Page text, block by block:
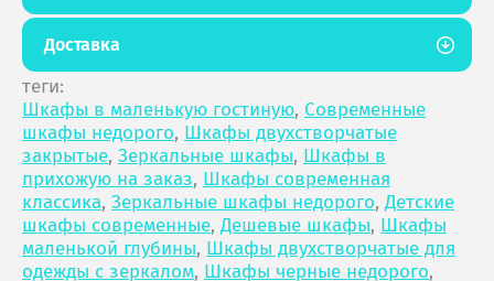
Доставка
теги:
Шкафы в маленькую гостиную, Современные
шкафы недорого, Шкафы двухстворчатые
закрытые, Зеркальные шкафы, Шкафы в
прихожую на заказ, Шкафы современная
классика, Зеркальные шкафы недорого,Детские
шкафы современные,Дешевые шкафы, Шкафы
маленькой глубины, Шкафы двухстворчатые для
одежды с зеркалом, Шкафы черные недорого,